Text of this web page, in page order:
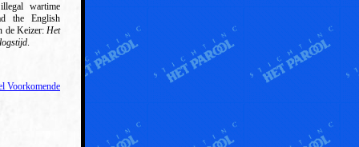
wartime
the English
de Keizer: Het
.
Voorkomende